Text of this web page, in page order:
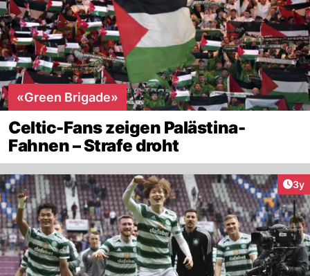
«Green Brigade»
Celtic-Fans zeigen Palästina-
Fahnen – Strafe droht
3y